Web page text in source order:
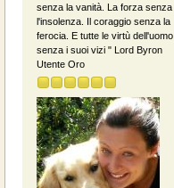
senza la vanità. La forza senza
l'insolenza. Il coraggio senza la
ferocia. E tutte le virtù dell'uomo
senza i suoi vizi " Lord Byron
Utente Oro